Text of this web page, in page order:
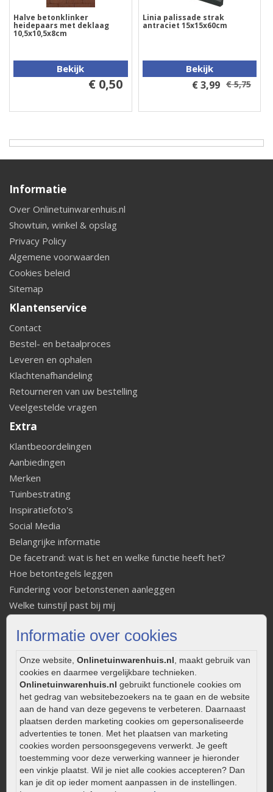
Informatie over cookies
Onze website, Onlinetuinwarenhuis.nl, maakt gebruik van
cookies en daarmee vergelijkbare technieken.
Onlinetuinwarenhuis.nl gebruikt functionele cookies om
het gedrag van websitebezoekers na te gaan en de website
aan de hand van deze gegevens te verbeteren. Daarnaast
plaatsen derden marketing cookies om gepersonaliseerde
advertenties te tonen. Met het plaatsen van marketing
cookies worden persoonsgegevens verwerkt. Je geeft
toestemming voor deze verwerking wanneer je hieronder
een vinkje plaatst. Wil je niet alle cookies accepteren? Dan
kan je dit op ieder moment aanpassen in de instellingen.
Halve betonklinker
heidepaars met deklaag
10,5x10,5x8cm
Bekijk
€ 0,50
Linia palissade strak
antraciet 15x15x60cm
Bekijk
€ 3,99 € 5,75
Informatie
Over Onlinetuinwarenhuis.nl
Showtuin, winkel & opslag
Privacy Policy
Algemene voorwaarden
Cookies beleid
Sitemap
Klantenservice
Contact
Bestel- en betaalproces
Leveren en ophalen
Klachtenafhandeling
Retourneren van uw bestelling
Veelgestelde vragen
Extra
Klantbeoordelingen
Aanbiedingen
Merken
Tuinbestrating
Inspiratiefoto's
Social Media
Belangrijke informatie
De facetrand: wat is het en welke functie heeft het?
Hoe betontegels leggen
Fundering voor betonstenen aanleggen
Welke tuinstijl past bij mij
Legverbanden gebakken bestrating
Aanlegtips voor gebakken bestrating
Zelf een terras aanleggen
Kleine stadstuin inrichten
0320 – 219170
Kaapstanderweg 41
8243 RB Lelystad
info@onlinetuinwarenhuis.nl
Routebeschrijving